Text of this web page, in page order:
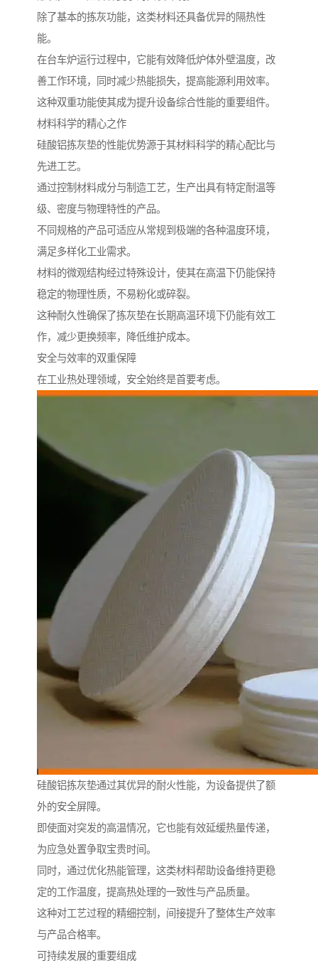
除了基本的拣灰功能，这类材料还具备优异的隔热性
能。
在台车炉运行过程中，它能有效降低炉体外壁温度，改
善工作环境，同时减少热能损失，提高能源利用效率。
这种双重功能使其成为提升设备综合性能的重要组件。
材料科学的精心之作
硅酸铝拣灰垫的性能优势源于其材料科学的精心配比与
先进工艺。
通过控制材料成分与制造工艺，生产出具有特定耐温等
级、密度与物理特性的产品。
不同规格的产品可适应从常规到极端的各种温度环境，
满足多样化工业需求。
材料的微观结构经过特殊设计，使其在高温下仍能保持
稳定的物理性质，不易粉化或碎裂。
这种耐久性确保了拣灰垫在长期高温环境下仍能有效工
作，减少更换频率，降低维护成本。
安全与效率的双重保障
在工业热处理领域，安全始终是首要考虑。
硅酸铝拣灰垫通过其优异的耐火性能，为设备提供了额
外的安全屏障。
即使面对突发的高温情况，它也能有效延缓热量传递，
为应急处置争取宝贵时间。
同时，通过优化热能管理，这类材料帮助设备维持更稳
定的工作温度，提高热处理的一致性与产品质量。
这种对工艺过程的精细控制，间接提升了整体生产效率
与产品合格率。
可持续发展的重要组成